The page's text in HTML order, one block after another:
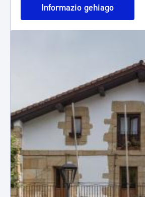
Informazio gehiago